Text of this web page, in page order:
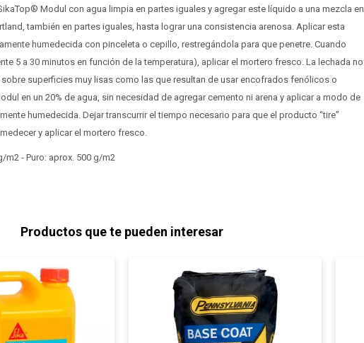
Modul con agua limpia en partes iguales y agregar este líquido a una mezcla en
también en partes iguales, hasta lograr una consistencia arenosa. Aplicar esta
humedecida con pinceleta o cepillo, restregándola para que penetre. Cuando
5 a 30 minutos en función de la temperatura), aplicar el mortero fresco. La lechada no
superficies muy lisas como las que resultan de usar encofrados fenólicos o
en un 20% de agua, sin necesidad de agregar cemento ni arena y aplicar a modo de
humedecida. Dejar transcurrir el tiempo necesario para que el producto “tire”
y aplicar el mortero fresco.
- Puro: aprox. 500 g/m2
Productos que te pueden interesar